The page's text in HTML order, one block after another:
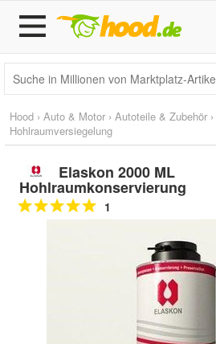
Hood › Auto & Motor › Autoteile & Zubehör ›
Hohlraumversiegelung
Elaskon 2000 ML
Hohlraumkonservierung
1